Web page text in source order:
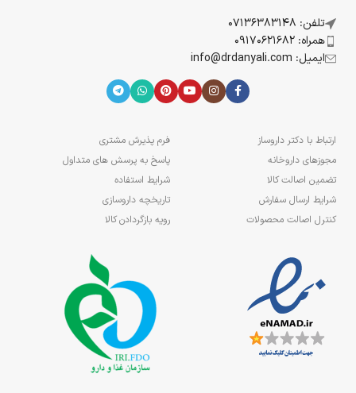
تلفن: 07136383148
همراه: 09170621682
ایمیل: info@drdanyali.com
ارتباط با دکتر داروساز
مجوزهای داروخانه
تضمین اصالت کالا
شرایط ارسال سفارش
کنترل اصالت محصولات
فرم پذیرش مشتری
پاسخ به پرسش های متداول
شرایط استفاده
تاریخچه داروسازی
رویه بازگردادن کالا